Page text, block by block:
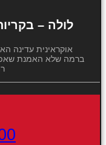
לולה –
אוקראינית עדינה
ברמה שלא האמנת